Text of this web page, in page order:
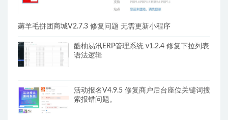
薅羊毛拼团商城V2.7.3 修复问题 无需更新小程序
酷柚易汛ERP管理系统 v1.2.4 修复下拉列表
语法逻辑
活动报名V4.9.5 修复商户后台座位关键词搜
索报错问题。